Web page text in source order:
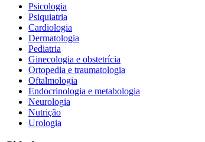
Psicologia
Psiquiatria
Cardiologia
Dermatologia
Pediatria
Ginecologia e obstetrícia
Ortopedia e traumatologia
Oftalmologia
Endocrinologia e metabologia
Neurologia
Nutrição
Urologia